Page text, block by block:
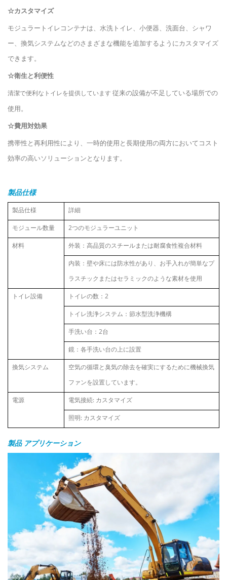
☆カスタマイズ
モジュラートイレコンテナは、水洗トイレ、小便器、洗面台、シャワ
ー、換気システムなどのさまざまな機能を追加するようにカスタマイズ
できます。
☆衛生と利便性
清潔で便利なトイレを提供しています 従来の設備が不足している場所での
使用。
☆費用対効果
携帯性と再利用性により、一時的使用と長期使用の両方においてコスト
効率の高いソリューションとなります。
製品仕様
製品仕様 詳細
モジュール数量 2つのモジュラーユニット
材料 外装：高品質のスチールまたは耐腐食性複合材料
内装：壁や床には防水性があり、お手入れが簡単なプ
ラスチックまたはセラミックのような素材を使用
トイレ設備 トイレの数：2
トイレ洗浄システム：節水型洗浄機構
手洗い台：2台
鏡：各手洗い台の上に設置
換気システム
空気の循環と臭気の除去を確実にするために機械換気
ファンを設置しています。
電源 電気接続: カスタマイズ
照明: カスタマイズ
製品 アプリケーション